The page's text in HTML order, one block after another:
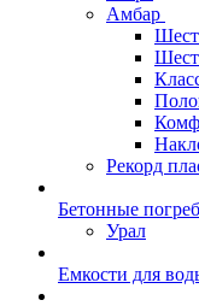
Амбар
Рекорд
Бетонные
Урал
Емкости для